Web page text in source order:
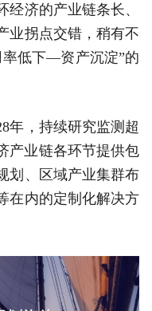
济的产业链条长、
业拐点交错，稍有不
低下—资产沉淀”的
年，持续研究监测超
产业链各环节提供包
划、区域产业集群布
在内的定制化解决方